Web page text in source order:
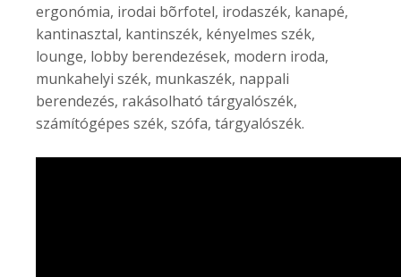
ergonómia, irodai bõrfotel, irodaszék, kanapé,
kantinasztal, kantinszék, kényelmes szék,
lounge, lobby berendezések, modern iroda,
munkahelyi szék, munkaszék, nappali
berendezés, rakásolható tárgyalószék,
számítógépes szék, szófa, tárgyalószék.